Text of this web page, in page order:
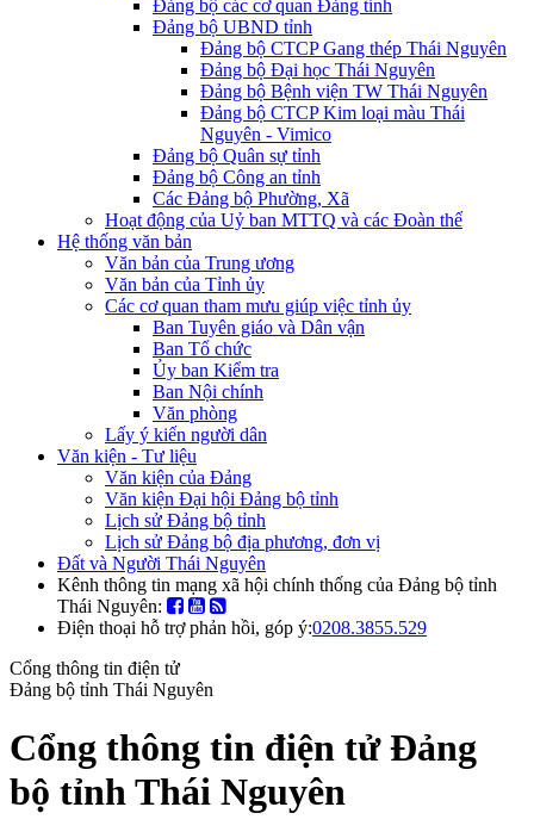
Đảng bộ các cơ quan Đảng tỉnh
Đảng bộ UBND tỉnh
Đảng bộ CTCP Gang thép Thái Nguyên
Đảng bộ Đại học Thái Nguyên
Đảng bộ Bệnh viện TW Thái Nguyên
Đảng bộ CTCP Kim loại màu Thái
Nguyên - Vimico
Đảng bộ Quân sự tỉnh
Đảng bộ Công an tỉnh
Các Đảng bộ Phường, Xã
Hoạt động của Uỷ ban MTTQ và các Đoàn thể
Hệ thống văn bản
Văn bản của Trung ương
Văn bản của Tỉnh ủy
Các cơ quan tham mưu giúp việc tỉnh ủy
Ban Tuyên giáo và Dân vận
Ban Tổ chức
Ủy ban Kiểm tra
Ban Nội chính
Văn phòng
Lấy ý kiến người dân
Văn kiện - Tư liệu
Văn kiện của Đảng
Văn kiện Đại hội Đảng bộ tỉnh
Lịch sử Đảng bộ tỉnh
Lịch sử Đảng bộ địa phương, đơn vị
Đất và Người Thái Nguyên
Kênh thông tin mạng xã hội chính thống của Đảng bộ tỉnh
Thái Nguyên:
Điện thoại hỗ trợ phản hồi, góp ý:0208.3855.529
Cổng thông tin điện tử
Đảng bộ tỉnh Thái Nguyên
Cổng thông tin điện tử Đảng
bộ tỉnh Thái Nguyên